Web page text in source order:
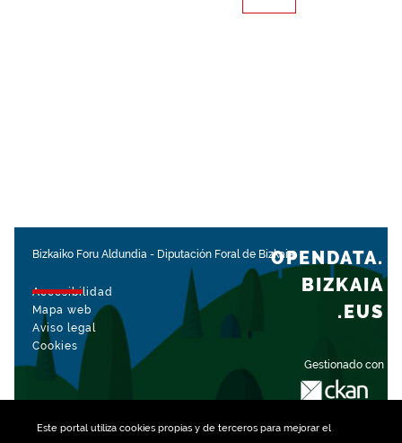
Este portal utiliza cookiespropias y de terceros para mejorar el
Bizkaiko Foru Aldundia - Diputación Foral de Bizkaia
Accesibilidad
Mapa web
Aviso legal
Cookies
Gestionado con
OPENDATA.
BIZKAIA
.EUS